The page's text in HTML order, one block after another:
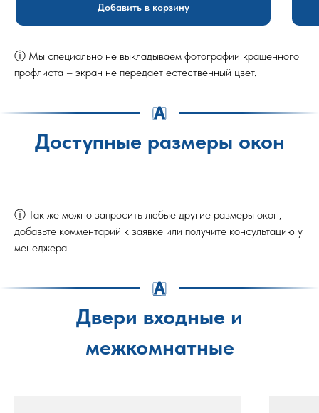
Добавить в корзину
ⓘ Мы специально не выкладываем фотографии крашенного
профлиста – экран не передает естественный цвет.
Доступные размеры окон
ⓘ Так же можно запросить любые другие размеры окон,
добавьте комментарий к заявке или получите консультацию у
менеджера.
Двери входные и
межкомнатные